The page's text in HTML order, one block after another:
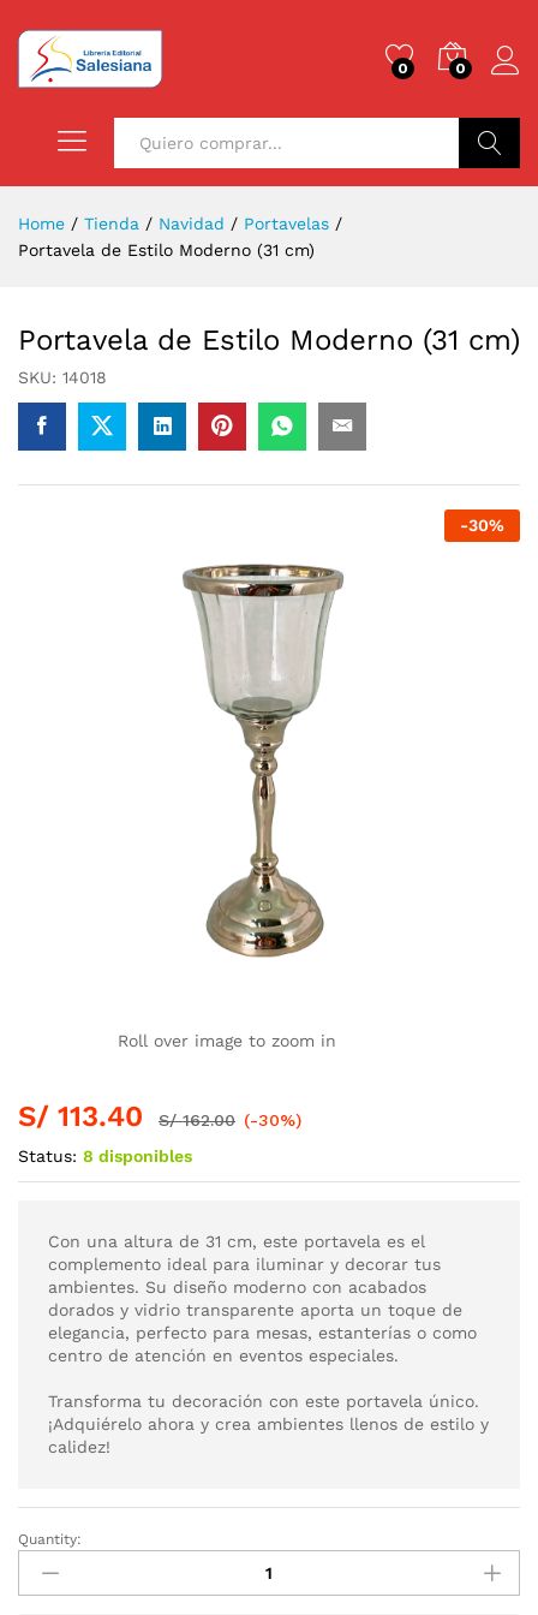
0 0
Home / Tienda / Navidad / Portavelas /
Portavela de Estilo Moderno (31 cm)
Portavela de Estilo Moderno (31 cm)
SKU: 14018
-30%
Roll over image to zoom in
S/ 113.40 S/162.00 (-30%)
Status: 8 disponibles
Con una altura de 31 cm, este portavela es el
complemento ideal para iluminar y decorar tus
ambientes. Su diseño moderno con acabados
dorados y vidrio transparente aporta un toque de
elegancia, perfecto para mesas, estanterías o como
centro de atención en eventos especiales.
Transforma tu decoración con este portavela único.
¡Adquiérelo ahora y crea ambientes llenos de estilo y
calidez!
Quantity: